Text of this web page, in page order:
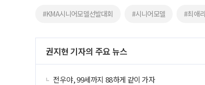
#KMA시니어모델선발대회 #시니어모델 #최애리
권지현 기자의 주요 뉴스
전우야, 99세까지 88하게 같이 가자